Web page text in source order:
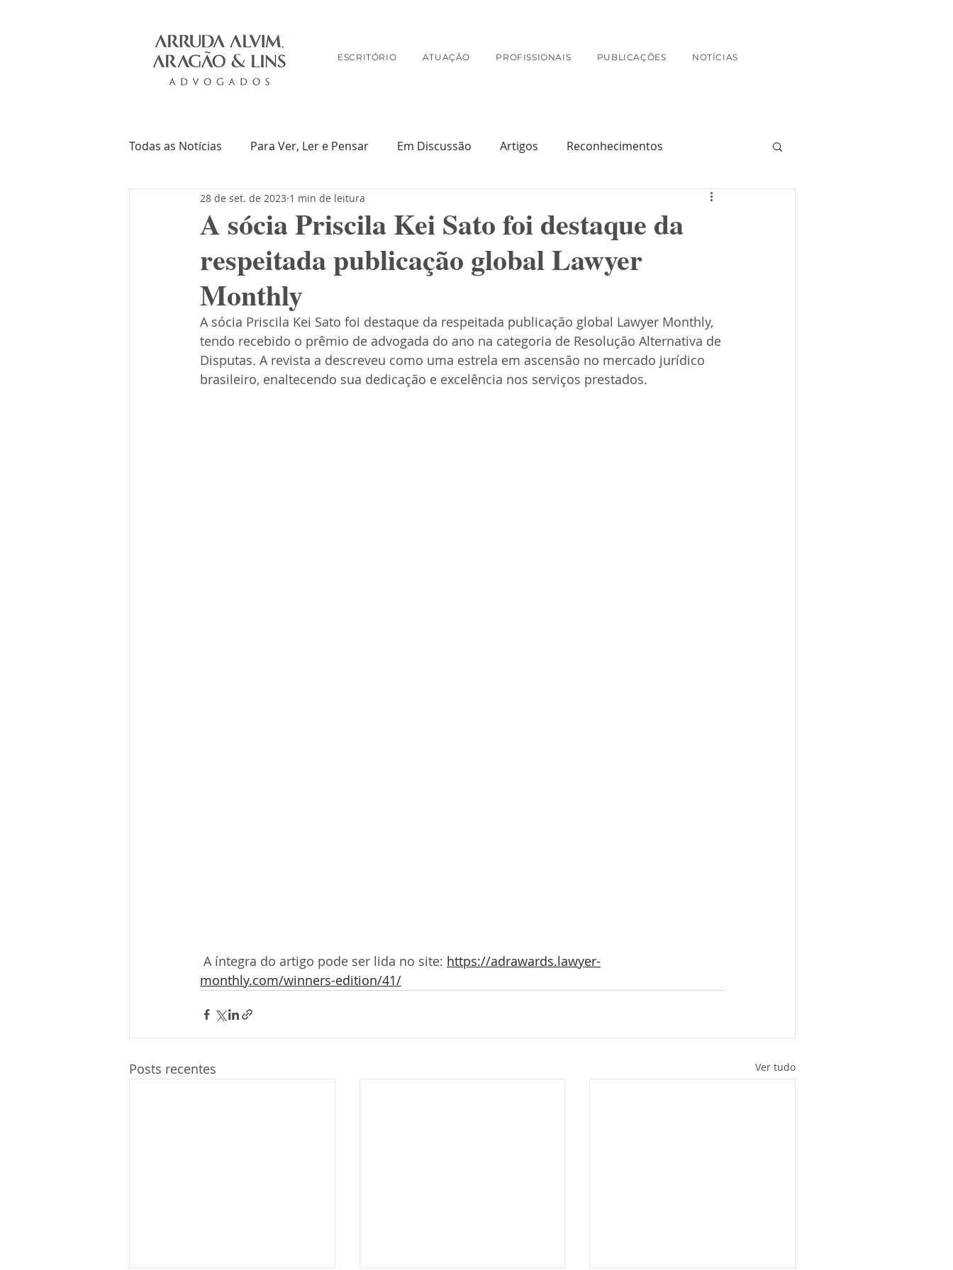
ESCRITÓRIO ATUAÇÃO PROFISSIONAIS PUBLICAÇÕES NOTÍCIAS
Todas as Notícias Para Ver, Ler e Pensar Em Discussão Artigos Reconhecimentos
Troca de Ideias Livros Na Mídia
A sócia Priscila Kei Sato foi destaque da
respeitada publicação global Lawyer
Monthly
28 de set. de 2023 1 min de leitura
A sócia Priscila Kei Sato foi destaque da respeitada publicação global Lawyer Monthly,
tendo recebido o prêmio de advogada do ano na categoria de Resolução Alternativa de
Disputas. A revista a descreveu como uma estrela em ascensão no mercado jurídico
brasileiro, enaltecendo sua dedicação e excelência nos serviços prestados.
A íntegra do artigo pode ser lida no site: https://adrawards.lawyer-
monthly.com/winners-edition/41/
Posts recentes Ver tudo